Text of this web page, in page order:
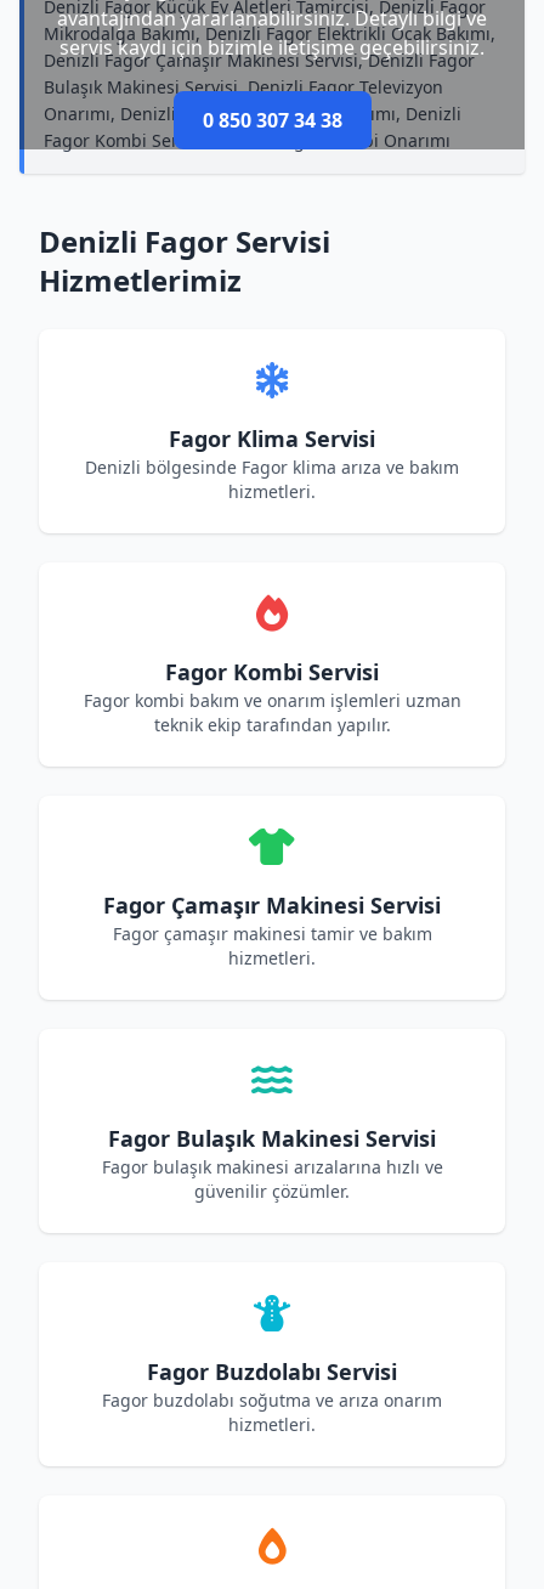
avantajından yararlanabilirsiniz. Detaylı bilgi ve
servis kaydı için bizimle iletişime geçebilirsiniz.
0 850 307 34 38
Denizli Fagor Küçük Ev Aletleri Tamircisi, Denizli Fagor
Mikrodalga Bakımı, Denizli Fagor Elektrikli Ocak Bakımı,
Denizli Fagor Çamaşır Makinesi Servisi, Denizli Fagor
Bulaşık Makinesi Servisi, Denizli Fagor Televizyon
Onarımı, Denizli Fagor Mikrodalga Onarımı, Denizli
Fagor Kombi Servisi, Denizli Fagor Kombi Onarımı
Denizli Fagor Servisi
Hizmetlerimiz
Fagor Klima Servisi
Denizli bölgesinde Fagor klima arıza ve bakım
hizmetleri.
Fagor Kombi Servisi
Fagor kombi bakım ve onarım işlemleri uzman
teknik ekip tarafından yapılır.
Fagor Çamaşır Makinesi Servisi
Fagor çamaşır makinesi tamir ve bakım
hizmetleri.
Fagor Bulaşık Makinesi Servisi
Fagor bulaşık makinesi arızalarına hızlı ve
güvenilir çözümler.
Fagor Buzdolabı Servisi
Fagor buzdolabı soğutma ve arıza onarım
hizmetleri.